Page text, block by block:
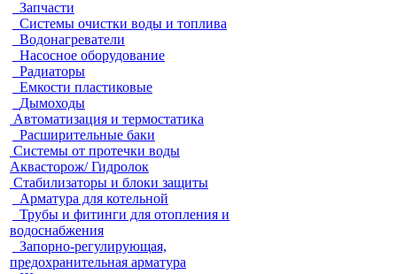
Запчасти
Системы очистки воды и топлива
Водонагреватели
Насосное оборудование
Радиаторы
Емкости пластиковые
Дымоходы
Автоматизация и термостатика
Расширительные баки
Системы от протечки воды
Аквасторож/ Гидролок
Стабилизаторы и блоки защиты
Арматура для котельной
Трубы и фитинги для отопления и
водоснабжения
Запорно-регулирующая,
предохранительная арматура